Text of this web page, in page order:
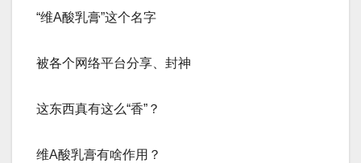
“维A酸乳膏”这个名字
被各个网络平台分享、封神
这东西真有这么“香”？
维A酸乳膏有啥作用？